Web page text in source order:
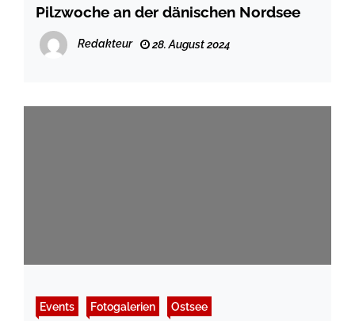
Pilzwoche an der dänischen Nordsee
Redakteur 28. August 2024
Events Fotogalerien Ostsee